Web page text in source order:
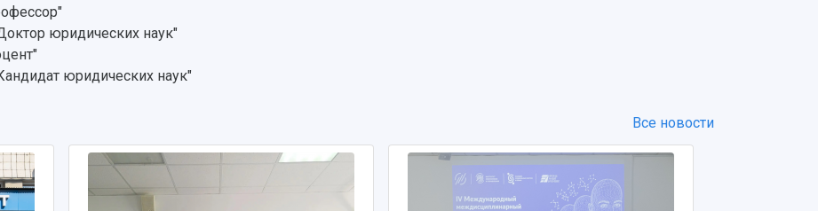
юридических наук"
юридических наук"
Все новости